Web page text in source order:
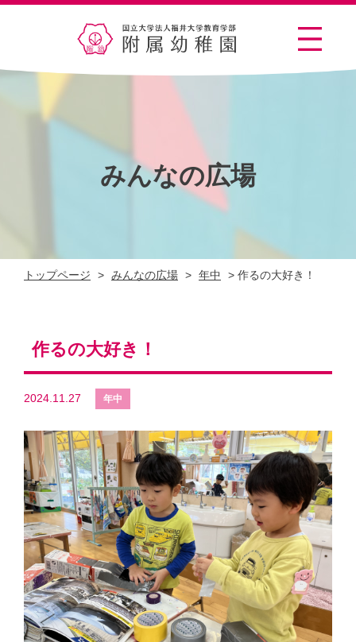
みんなの広場
トップページ > みんなの広場 > 年中 > 作るの大好き！
作るの大好き！
2024.11.27